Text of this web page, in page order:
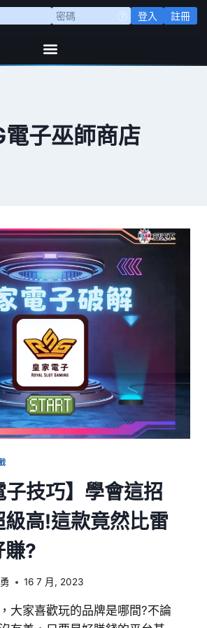
登入 註冊
電子巫師商店
子技巧】學會這招
級高!這款竟然比雷
賺?
16 7 月, 2023
大家喜歡玩的品牌是哪間?不論